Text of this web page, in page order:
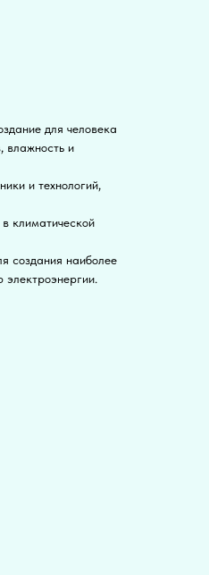
для человека
влажность и
и технологий,
климатической
создания наиболее